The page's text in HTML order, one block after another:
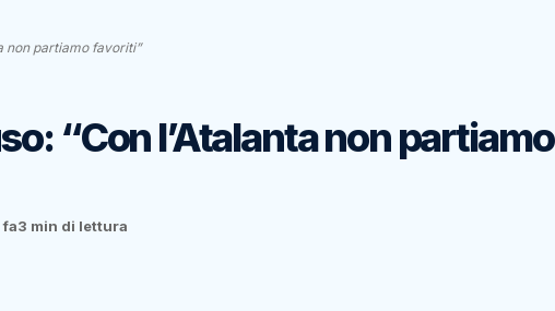
non partiamo favoriti”
“Con l’Atalanta non partiamo
fa3 min di lettura